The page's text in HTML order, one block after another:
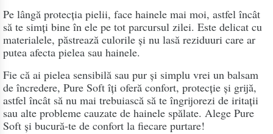
Pe lângă protecția pielii, face hainele mai moi, astfel încât
să te simți bine în ele pe tot parcursul zilei. Este delicat cu
materialele, păstrează culorile și nu lasă reziduuri care ar
putea afecta pielea sau hainele.
Fie că ai pielea sensibilă sau pur și simplu vrei un balsam
de încredere, Pure Soft îți oferă confort, protecție și grijă,
astfel încât să nu mai trebuiască să te îngrijorezi de iritații
sau alte probleme cauzate de hainele spălate. Alege Pure
Soft și bucură-te de confort la fiecare purtare!